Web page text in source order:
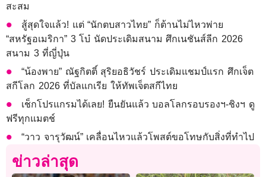
สะสม
สู้สุดใจแล้ว! แต่ “นักตบสาวไทย” ก็ต้านไม่ไหวพ่าย
“สหรัฐอเมริกา” 3 โบ๋ นัดประเดิมสนาม ศึกเนชันส์ลีก 2026
สนาม 3 ที่ญี่ปุ่น
“น้องพาย” ณัฐกิตติ์ สุริยอธิวัชร์ ประเดิมแชมป์แรก ศึกเจ็ต
สกีโลก 2026 ที่บัลแกเรีย ให้ทัพเจ็ตสกีไทย
เช็กโปรแกรมได้เลย! ยืนยันแล้ว บอลโลกรอบรองฯ-ชิงฯ ดู
ฟรีทุกแมตช์
“วาว จารุวัฒน์” เคลื่อนไหวแล้วโพสต์ขอโทษกับสิ่งที่ทำไป
ข่าวล่าสุด